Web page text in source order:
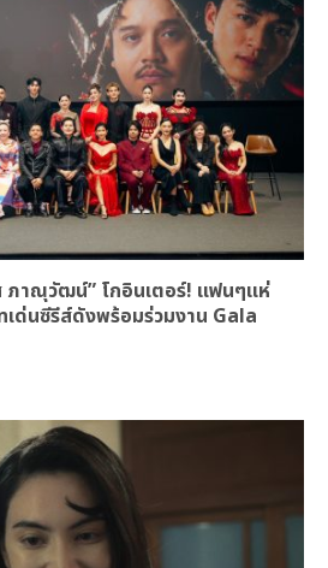
าณุวัฒน์” โกอินเตอร์! แฟนๆแห่
ด่นซีรีส์ดังพร้อมร่วมงาน Gala